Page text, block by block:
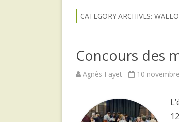
CATEGORY ARCHIVES:
Concours des
Agnès Fayet 10